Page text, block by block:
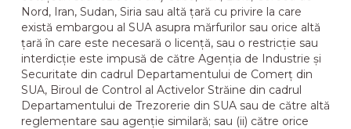
Nord, Iran, Sudan, Siria sau altă țară cu privire la care
există embargou al SUA asupra mărfurilor sau orice altă
țară în care este necesară o licență, sau o restricție sau
interdicție este impusă de către Agenția de Industrie și
Securitate din cadrul Departamentului de Comerț din
SUA, Biroul de Control al Activelor Străine din cadrul
Departamentului de Trezorerie din SUA sau de către altă
reglementare sau agenție similară; sau (ii) către orice